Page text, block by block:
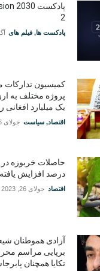
2
پادکست ها, فیلم های
پروژه مختلف به
یک میلیارد افغانی
اقتصاد, سیاست جولای 26, 2023
درصد افزایش
اقتصاد جولای 26, 2023
آزادی هموطنان
برپایی مراسم
تکایا همچنان